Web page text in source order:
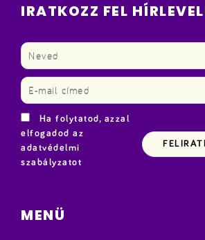
IRATKOZZ FEL
Ha folytatod, azzal
elfogadod az
adatvédelmi
szabályzatot
MENÜ